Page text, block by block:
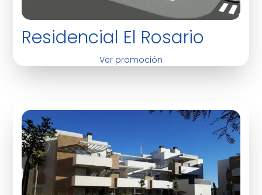
Residencial El Rosario
Ver promoción